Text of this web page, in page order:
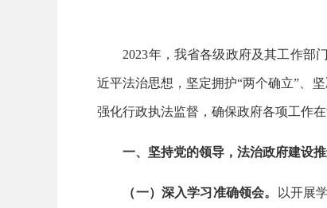
2023年，我省各级政府及其工作部门
近平法治思想，坚定拥护“两个确立”、
强化行政执法监督，确保政府各项工作
一、坚持党的领导，法治政府建设
（一）深入学习准确领会。 以开展